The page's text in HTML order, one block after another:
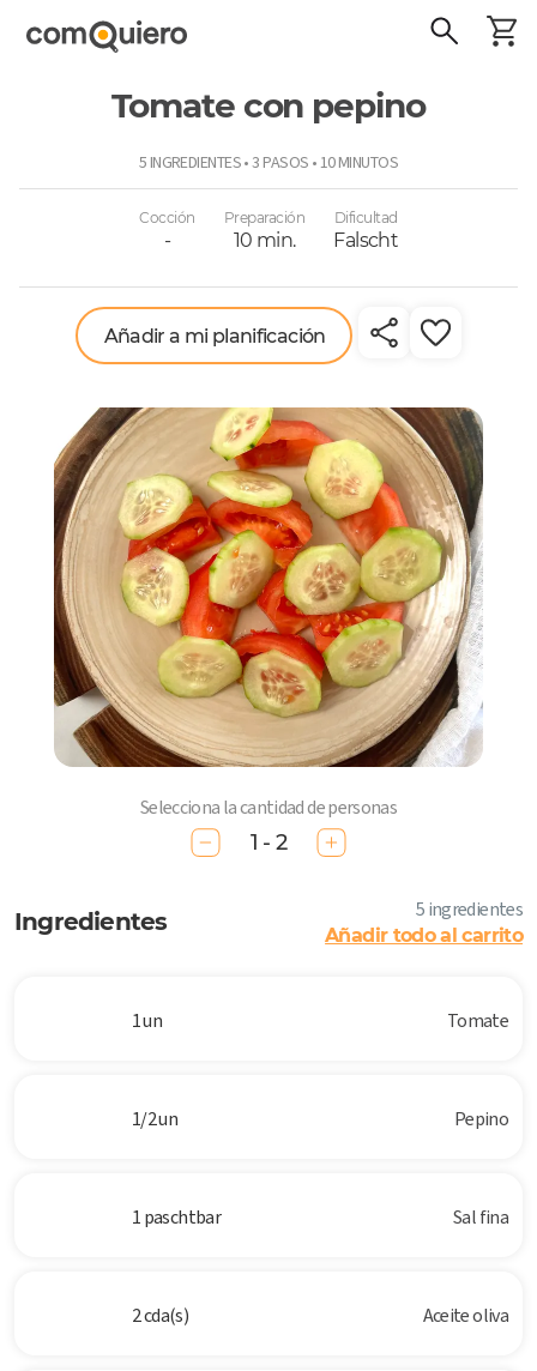
Tomate con pepino
5 INGREDIENTES • 3 PASOS • 10 MINUTOS
Cocción
-
Preparación
10 min.
Dificultad
Falscht
Añadir a mi planificación
Selecciona la cantidad de personas
1 - 2
Ingredientes 5 ingredientes
Añadir todo al carrito
1 un Tomate
1/2 un Pepino
1 paschtbar Sal fina
2 cda(s) Aceite oliva